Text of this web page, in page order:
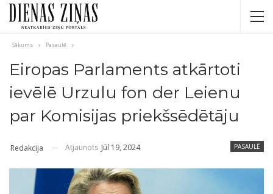
Sākums Pasaulē
Eiropas Parlaments atkārtoti
ievēlē Urzulu fon der Leienu
par Komisijas priekšsēdētāju
PASAULĒ
Redakcija Atjaunots Jūl 19, 2024